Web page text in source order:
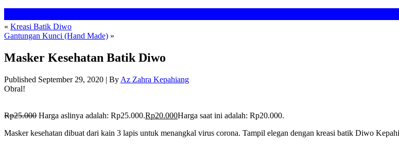
« Kreasi Batik Diwo
Gantungan Kunci (Hand Made) »
Masker Kesehatan Batik Diwo
Published September 29, 2020 | By Az Zahra Kepahiang
Obral!
Rp25.000 Harga aslinya adalah: Rp25.000.Rp20.000Harga saat ini adalah: Rp20.000.
Masker kesehatan dibuat dari kain 3 lapis untuk menangkal virus corona. Tampil elegan dengan kreasi batik Diwo